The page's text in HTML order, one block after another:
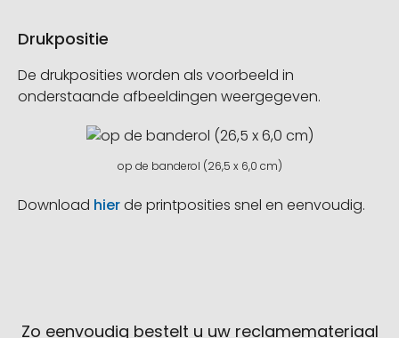
Drukpositie
De drukposities worden als voorbeeld in
onderstaande afbeeldingen weergegeven.
op de banderol (26,5 x 6,0 cm)
Download hierde printposities snel en eenvoudig.
Zo eenvoudig bestelt u uw reclamemateriaal